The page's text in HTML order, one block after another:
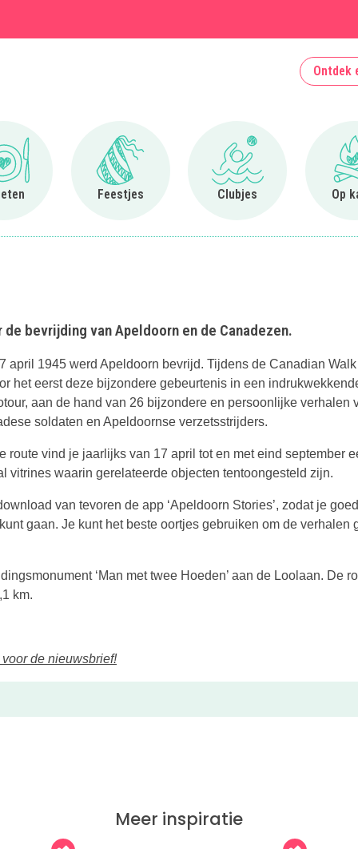
Ontdek
Ga naar Uit eten
Feestjes
Ga naar Feestjes
Clubjes
Ga naar Clubjes
Op
bevrijding van Apeldoorn en de Canadezen.
april 1945 werd Apeldoorn bevrijd. Tijdens de Canadian
het eerst deze bijzondere gebeurtenis in een
aan de hand van 26 bijzondere en persoonlijke verhalen
soldaten en Apeldoornse verzetsstrijders.
route vind je jaarlijks van 17 april tot en met eind september
vitrines waarin gerelateerde objecten tentoongesteld zijn.
van tevoren de app ‘Apeldoorn Stories’, zodat je
gaan. Je kunt het beste oortjes gebruiken om de verhalen
‘Man met twee Hoeden’ aan de Loolaan. De
km.
de nieuwsbrief!
Meer inspiratie